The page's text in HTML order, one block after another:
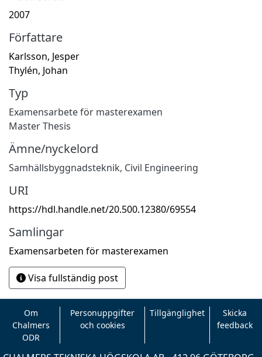
2007
Författare
Karlsson, Jesper
Thylén, Johan
Typ
Examensarbete för masterexamen
Master Thesis
Ämne/nyckelord
Samhällsbyggnadsteknik, Civil Engineering
URI
https://hdl.handle.net/20.500.12380/69554
Samlingar
Examensarbeten för masterexamen
Visa fullständig post
Om
Chalmers
ODR
Personuppgifter
och cookies
Tillgänglighet
Skicka
feedback